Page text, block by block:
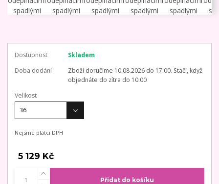
Dostupnost
Skladem
Doba dodání
Zboží doručíme 10.08.2026 do 17:00. Stačí, když
objednáte do zítra do 10:00
Velikost
Nejsme plátci DPH
5 129 Kč
Přidat do košíku